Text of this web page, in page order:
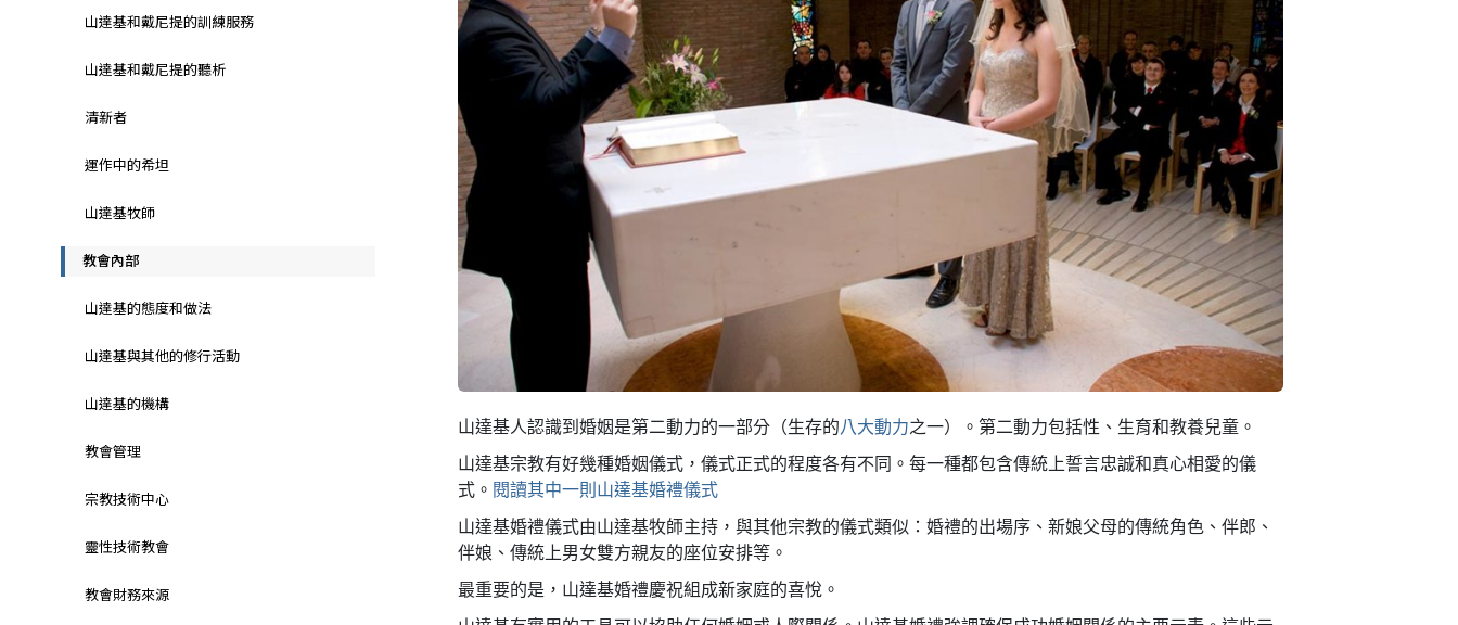
山達基人認識到婚姻是第二動力的一部分（生存的八大動力之一）。第二動力包括性、生育和教養兒童。
山達基宗教有好幾種婚姻儀式，儀式正式的程度各有不同。每一種都包含傳統上誓言忠誠和真心相愛的儀
式。 閱讀其中一則山達基婚禮儀式
山達基婚禮儀式由山達基牧師主持，與其他宗教的儀式類似：婚禮的出場序、新娘父母的傳統角色、伴郎、
伴娘、傳統上男女雙方親友的座位安排等。
最重要的是，山達基婚禮慶祝組成新家庭的喜悅。
山達基和戴尼提的訓練服務
山達基和戴尼提的聽析
清新者
運作中的希坦
山達基牧師
教會內部
山達基的態度和做法
山達基與其他的修行活動
山達基的機構
教會管理
宗教技術中心
靈性技術教會
教會財務來源